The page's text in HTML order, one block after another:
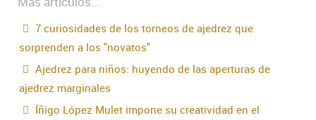
7 curiosidades de los torneos de ajedrez que
sorprenden a los "novatos"
Ajedrez para niños: huyendo de las aperturas de
ajedrez marginales
Íñigo López Mulet impone su creatividad en el